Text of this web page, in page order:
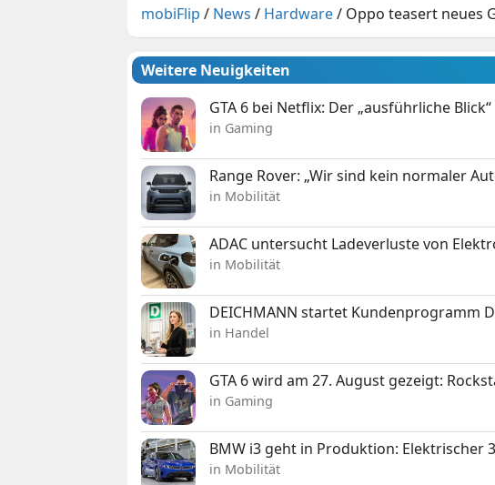
mobiFlip / News / Hardware/ Oppo teasert neues
Weitere Neuigkeiten
GTA 6 bei Netflix: Der „ausführliche
in Gaming
Range Rover: „Wir sind kein normaler
in Mobilität
ADAC untersucht Ladeverluste von
in Mobilität
DEICHMANN startet Kundenprogramm
in Handel
GTA 6 wird am 27. August gezeigt:
in Gaming
BMW i3 geht in Produktion: Elektrischer
in Mobilität